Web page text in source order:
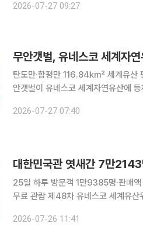
Nars) 흉노 무덤군'을 포함한 '흉노
2026-07-27 09:27
무안갯벌, 유네스코 세계자
탄도만·함평만 116.84㎢ 세계유산
안갯벌이 유네스코 세계자연유산에 등재됐다. 27일 무안군에 따르면 부산 벡스
이에 따라 무안갯벌은 전 세계가 공동
2026-07-27 07:40
25일 하루 방문객 1만9385명·판매
무료 관람 제48차 유네스코 세계유산위원회 개최를 기념해 부산 벡스코에 마련된 ‘대한민국관(K-
은 1억4638만200원으로 집계됐다.
2026-07-26 11:41